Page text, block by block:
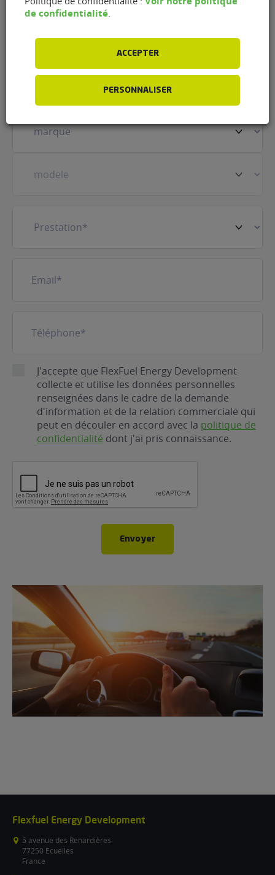
Nom(Nécessaire)
Prénom
véhicule(Nécessaire)
mail(Nécessaire)
RGPDJ'accepte que FlexFuel Energy Development
collecte et utilise les données personnelles
renseignées dans le cadre de la demande
d'information et de la relation commerciale qui
peut en découler en accord avec la politique de
confidentialité dont j'ai pris connaissance.
Envoyer
Flexfuel Energy Development
5 avenue des Renardières
77250 Ecuelles
France
de confidentialité
ACCEPTER
PERSONNALISER